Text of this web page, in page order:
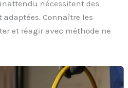
nécessitent des
adaptées. Connaître les
et réagir avec méthode ne